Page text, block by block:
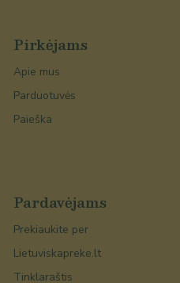
Pirkėjams
Apie mus
Parduotuvės
Paieška
Pardavėjams
Prekiaukite per
Lietuviskapreke.lt
Tinklaraštis